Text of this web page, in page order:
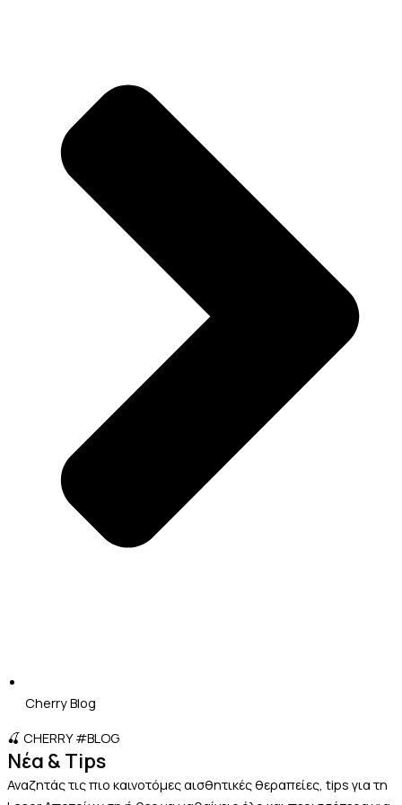
Cherry Blog
🍒 CHERRY #BLOG
Νέα & Tips
Αναζητάς τις πιο καινοτόμες αισθητικές θεραπείες, tips για τη